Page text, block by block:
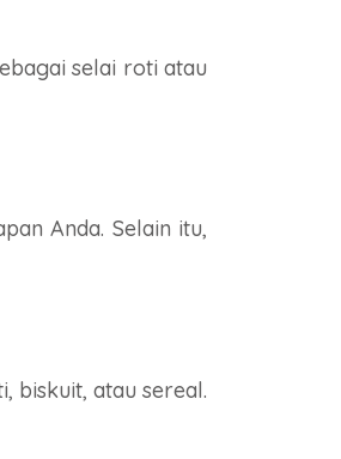
selai roti atau
Anda. Selain itu,
biskuit, atau sereal.